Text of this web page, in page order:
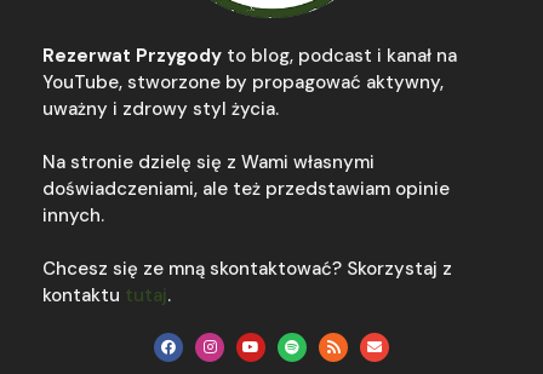
Rezerwat Przygody to blog, podcast i kanał na
YouTube, stworzone by propagować aktywny,
uważny i zdrowy styl życia.
Na stronie dzielę się z Wami własnymi
doświadczeniami, ale też przedstawiam opinie
innych.
Chcesz się ze mną skontaktować? Skorzystaj z
kontaktu tutaj.